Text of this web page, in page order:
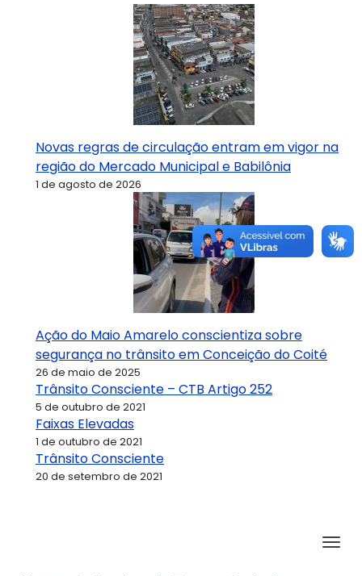
Novas regras de circulação entram em vigor na
região do Mercado Municipal e Babilônia
1 de agosto de 2026
Ação do Maio Amarelo conscientiza sobre
segurança no trânsito em Conceição do Coité
26 de maio de 2025
Trânsito Consciente – CTB Artigo 252
5 de outubro de 2021
Faixas Elevadas
1 de outubro de 2021
Trânsito Consciente
20 de setembro de 2021